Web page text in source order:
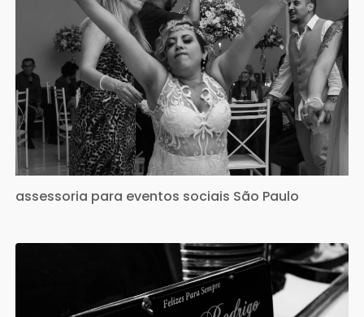
assessoria para eventos sociais São Paulo